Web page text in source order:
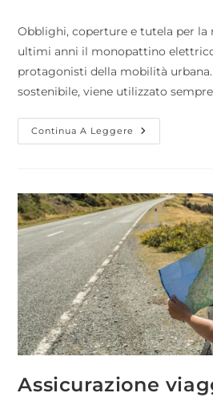
Obblighi, coperture e tutela per
ultimi anni il monopattino
protagonisti della mobilità
sostenibile, viene utilizzato
Continua A Leggere
Assicurazione